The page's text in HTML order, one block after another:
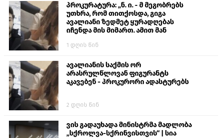
პროკურატურა: „ნ. ი. - მ მეგობრებს
უთხრა, რომ თითქოსდა, გიგა
ავალიანი ზედმეტ ყურადღებას
იჩენდა მის მიმართ. ამით მან
თავს დასხმოდა გიგა ავალიანს“
1 დღის წინ
ავალიანის საქმის ორ
არასრულწლოვან ფიგურანტს
აკავებენ - პროკურორი ადასტურებს
2 დღის წინ
ვის გადაუხადა მინისტრმა მადლობა
„სქროლვა-სქრინვისთვის“ | სია